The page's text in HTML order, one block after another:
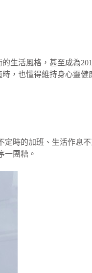
生活風格，甚至成為
，也懂得維持身心靈健
時的加班、生活作息
一團糟。